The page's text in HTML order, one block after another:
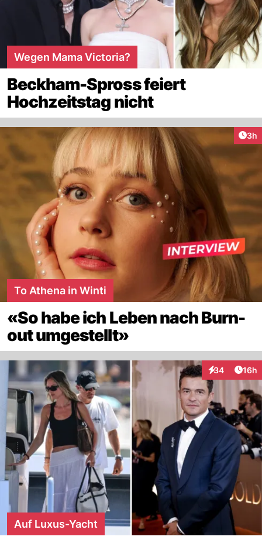
Wegen Mama Victoria?
Beckham-Spross feiert
Hochzeitstag nicht
3h
To Athena in Winti
«So habe ich Leben nach Burn-
out umgestellt»
34
Interaktionen
16h
Auf Luxus-Yacht